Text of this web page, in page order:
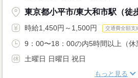
東京都小平市/東大和市駅（徒
時給1,450円～1,500円 交通費全額支
9：00〜18：00の内5時間以上（休
土曜日 日曜日 祝日
もっと見る